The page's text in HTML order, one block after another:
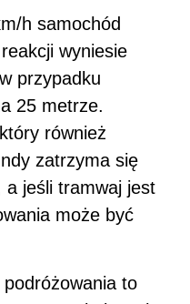
h samochód
wyniesie
przypadku
25 metrze.
również
zatrzyma się
a jeśli tramwaj jest
może być
to